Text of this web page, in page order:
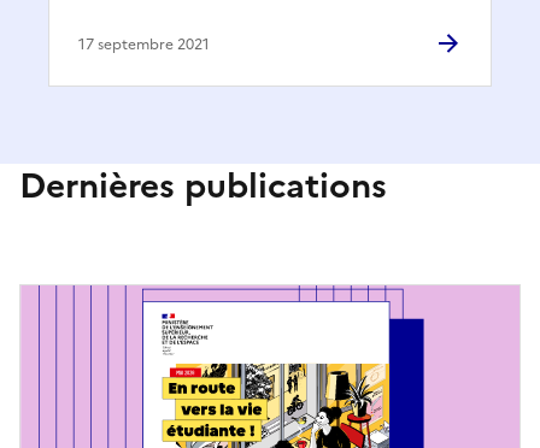
17 septembre 2021
Dernières publications